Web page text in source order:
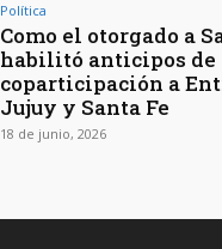
Política
Como el otorgado a
habilitó anticipos de
coparticipación a
Jujuy y Santa Fe
18 de junio, 2026